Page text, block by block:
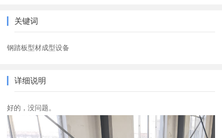
关键词
钢踏板型材成型设备
详细说明
好的，没问题。